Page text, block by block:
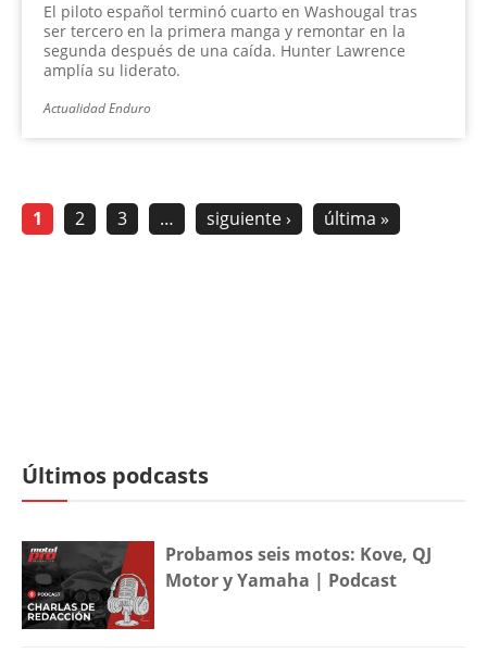
El piloto español terminó cuarto en Washougal tras
ser tercero en la primera manga y remontar en la
segunda después de una caída. Hunter Lawrence
amplía su liderato.
Actualidad Enduro
1 2 3 … siguiente › última »
Últimos podcasts
Probamos seis motos: Kove, QJ
Motor y Yamaha | Podcast